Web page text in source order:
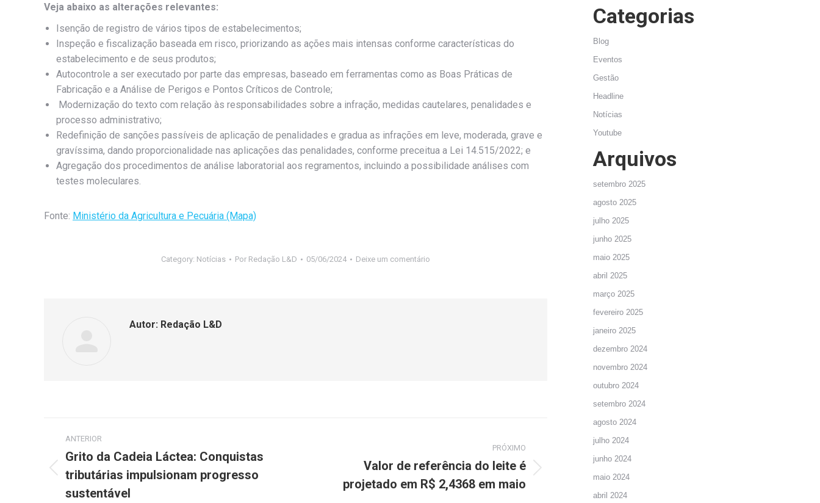
Veja abaixo as alterações relevantes:
Isenção de registro de vários tipos de estabelecimentos;
Inspeção e fiscalização baseada em risco, priorizando as ações mais intensas conforme características do
estabelecimento e de seus produtos;
Autocontrole a ser executado por parte das empresas, baseado em ferramentas como as Boas Práticas de
Fabricação e a Análise de Perigos e Pontos Críticos de Controle;
Modernização do texto com relação às responsabilidades sobre a infração, medidas cautelares, penalidades e
processo administrativo;
Redefinição de sanções passíveis de aplicação de penalidades e gradua as infrações em leve, moderada, grave e
gravíssima, dando proporcionalidade nas aplicações das penalidades, conforme preceitua a Lei 14.515/2022; e
Agregação dos procedimentos de análise laboratorial aos regramentos, incluindo a possibilidade análises com
testes moleculares.
Fonte: Ministério da Agricultura e Pecuária (Mapa)
Category: Notícias Por Redação L&D 05/06/2024 Deixe um comentário
Autor: Redação L&D
ANTERIOR
Grito da Cadeia Láctea: Conquistas
tributárias impulsionam progresso
sustentável
PRÓXIMO
Valor de referência do leite é
projetado em R$ 2,4368 em maio
Categorias
Blog
Eventos
Gestão
Headline
Notícias
Youtube
Arquivos
setembro 2025
agosto 2025
julho 2025
junho 2025
maio 2025
abril 2025
março 2025
fevereiro 2025
janeiro 2025
dezembro 2024
novembro 2024
outubro 2024
setembro 2024
agosto 2024
julho 2024
junho 2024
maio 2024
abril 2024